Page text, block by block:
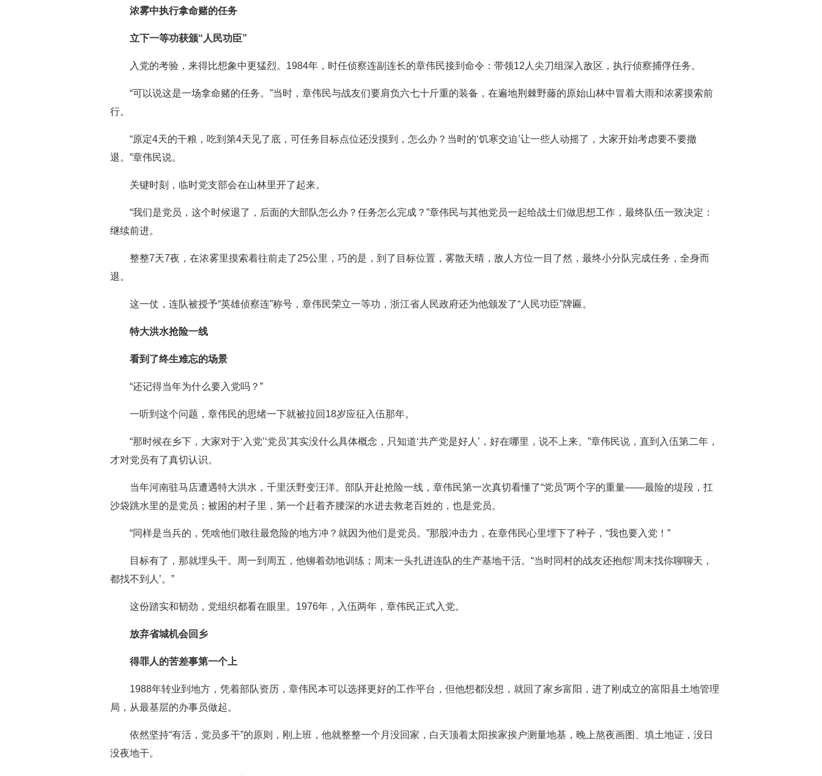
浓雾中执行拿命赌的任务
立下一等功获颁“人民功臣”
入党的考验，来得比想象中更猛烈。1984年，时任侦察连副连长的章伟民接到命令：带领12人尖刀组深入敌区，执行侦察捕俘任务。
“可以说这是一场拿命赌的任务。”当时，章伟民与战友们要肩负六七十斤重的装备，在遍地荆棘野藤的原始山林中冒着大雨和浓雾摸索前
行。
“原定4天的干粮，吃到第4天见了底，可任务目标点位还没摸到，怎么办？当时的‘饥寒交迫’让一些人动摇了，大家开始考虑要不要撤
退。”章伟民说。
关键时刻，临时党支部会在山林里开了起来。
“我们是党员，这个时候退了，后面的大部队怎么办？任务怎么完成？”章伟民与其他党员一起给战士们做思想工作，最终队伍一致决定：
继续前进。
整整7天7夜，在浓雾里摸索着往前走了25公里，巧的是，到了目标位置，雾散天晴，敌人方位一目了然，最终小分队完成任务，全身而
退。
这一仗，连队被授予“英雄侦察连”称号，章伟民荣立一等功，浙江省人民政府还为他颁发了“人民功臣”牌匾。
特大洪水抢险一线
看到了终生难忘的场景
“还记得当年为什么要入党吗？”
一听到这个问题，章伟民的思绪一下就被拉回18岁应征入伍那年。
“那时候在乡下，大家对于‘入党’‘党员’其实没什么具体概念，只知道‘共产党是好人’，好在哪里，说不上来。”章伟民说，直到入伍第二年，
才对党员有了真切认识。
当年河南驻马店遭遇特大洪水，千里沃野变汪洋。部队开赴抢险一线，章伟民第一次真切看懂了“党员”两个字的重量——最险的堤段，扛
沙袋跳水里的是党员；被困的村子里，第一个赶着齐腰深的水进去救老百姓的，也是党员。
“同样是当兵的，凭啥他们敢往最危险的地方冲？就因为他们是党员。”那股冲击力，在章伟民心里埋下了种子，“我也要入党！”
目标有了，那就埋头干。周一到周五，他铆着劲地训练；周末一头扎进连队的生产基地干活。“当时同村的战友还抱怨‘周末找你聊聊天，
都找不到人’。”
这份踏实和韧劲，党组织都看在眼里。1976年，入伍两年，章伟民正式入党。
放弃省城机会回乡
得罪人的苦差事第一个上
1988年转业到地方，凭着部队资历，章伟民本可以选择更好的工作平台，但他想都没想，就回了家乡富阳，进了刚成立的富阳县土地管理
局，从最基层的办事员做起。
依然坚持“有活，党员多干”的原则，刚上班，他就整整一个月没回家，白天顶着太阳挨家挨户测量地基，晚上熬夜画图、填土地证，没日
没夜地干。